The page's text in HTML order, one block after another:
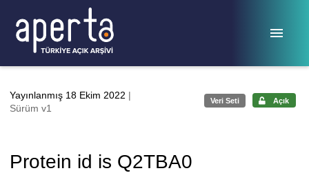
Yayınlanmış 18 Ekim 2022 |
Sürüm v1
Veri Seti Açık
Protein id is Q2TBA0